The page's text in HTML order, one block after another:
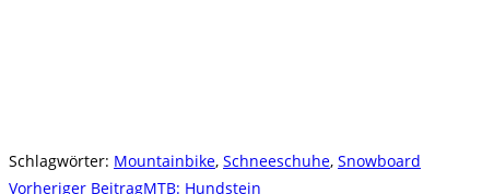
Schlagwörter: Mountainbike, Schneeschuhe, Snowboard
Weitere
Vorheriger BeitragMTB: Hundstein